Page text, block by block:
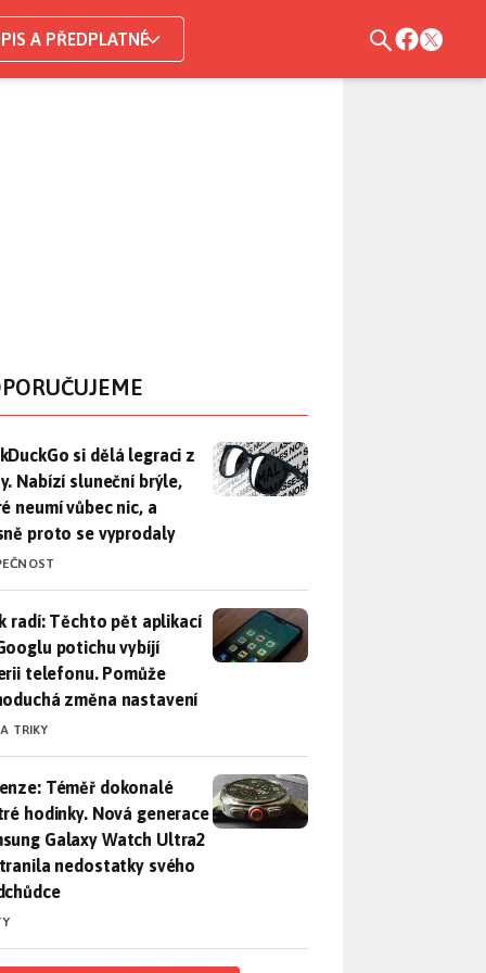
A PŘEDPLATNÉ
si dělá legraci z Mety. Nabízí sluneční brýle, které
si dělá legraci z
Nabízí sluneční brýle,
neumí vůbec nic, a
proto se vyprodaly
radí: Těchto pět aplikací od Googlu potichu vybíjí baterii
radí: Těchto pět aplikací
potichu vybíjí
telefonu. Pomůže
změna nastavení
TRIKY
Téměř dokonalé chytré hodinky. Nová generace
Téměř dokonalé
hodinky. Nová generace
Galaxy Watch Ultra2
nedostatky svého